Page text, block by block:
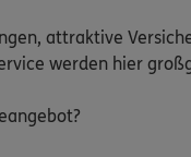
attraktive
werden hier